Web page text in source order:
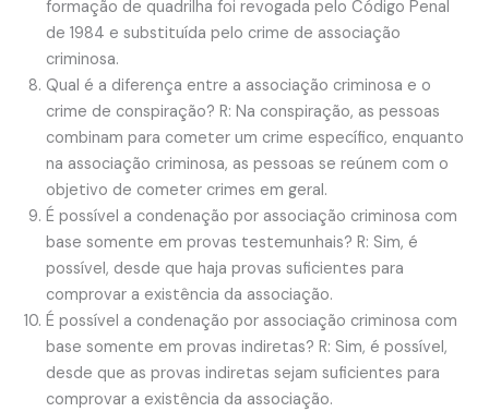
formação de quadrilha foi revogada pelo Código Penal
de 1984 e substituída pelo crime de associação
criminosa.
Qual é a diferença entre a associação criminosa e o
crime de conspiração? R: Na conspiração, as pessoas
combinam para cometer um crime específico, enquanto
na associação criminosa, as pessoas se reúnem com o
objetivo de cometer crimes em geral.
É possível a condenação por associação criminosa com
base somente em provas testemunhais? R: Sim, é
possível, desde que haja provas suficientes para
comprovar a existência da associação.
É possível a condenação por associação criminosa com
base somente em provas indiretas? R: Sim, é possível,
desde que as provas indiretas sejam suficientes para
comprovar a existência da associação.